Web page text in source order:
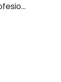
Máquina profesional Rotisserie y Kebab para cocinar eficiente y resultados perfectos